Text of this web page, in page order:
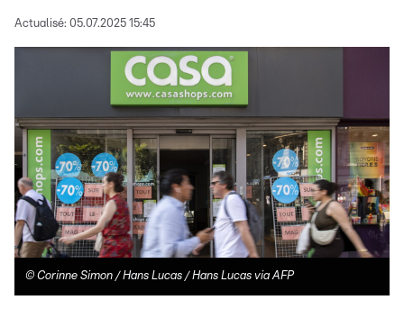
Actualisé: 05.07.2025 15:45
© Corinne Simon / Hans Lucas / Hans Lucas via AFP